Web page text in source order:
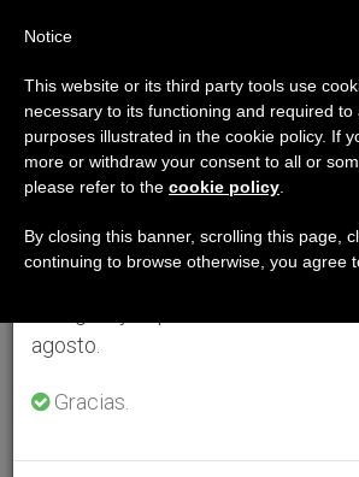
Aviso importante
Del 27 de julio al 7 de agosto
anual, aprovechando que en el
se generan menos informaciones y
agosto.
Gracias.
Notice
This website or its third party tools use
necessary to its functioning and required to
purposes illustrated in the cookie policy. If
more or withdraw your consent to all or
please refer to the cookie policy
By closing this banner, scrolling this page,
continuing to browse otherwise, you agree